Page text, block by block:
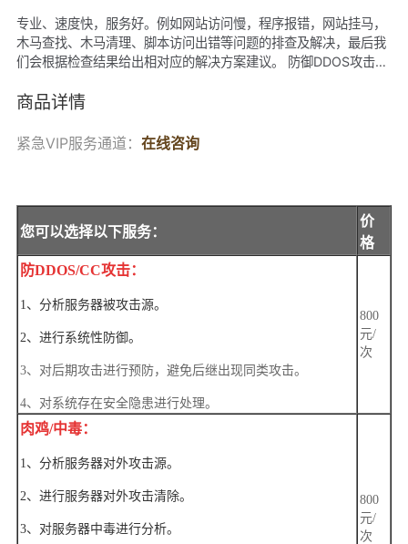
专业、速度快，服务好。例如网站访问慢，程序报错，网站挂马，
木马查找、木马清理、脚本访问出错等问题的排查及解决，最后我
们会根据检查结果给出相对应的解决方案建议。 防御DDOS攻击，
DDOS攻击，防CC攻击，肉鸡解肉，中毒排查，性能调优，性能测
商品详情
紧急VIP服务通道： 在线咨询我们承诺
您可以选择以下服务：
价
格
防DDOS/CC攻击：
1、分析服务器被攻击源。
2、进行系统性防御。
3、对后期攻击进行预防，避免后继出现同类攻击。
4、对系统存在安全隐患进行处理。
800
元/
次
肉鸡/中毒：
1、分析服务器对外攻击源。
2、进行服务器对外攻击清除。
3、对服务器中毒进行分析。
800
元/
次